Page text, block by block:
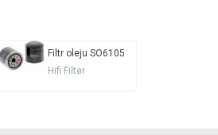
Filtr oleju SO6105
Hifi Filter